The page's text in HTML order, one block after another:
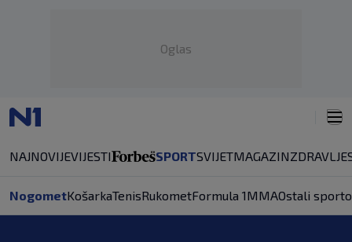
Oglas
NAJNOVIJEVIJESTI SPORTSVIJETMAGAZINZDRAVLJE
NogometKošarkaTenisRukometFormula 1MMAOstali